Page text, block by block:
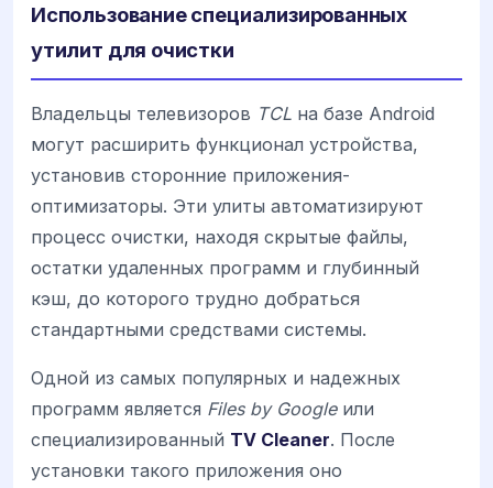
Использование специализированных
утилит для очистки
Владельцы телевизоров TCL на базе Android
могут расширить функционал устройства,
установив сторонние приложения-
оптимизаторы. Эти улиты автоматизируют
процесс очистки, находя скрытые файлы,
остатки удаленных программ и глубинный
кэш, до которого трудно добраться
стандартными средствами системы.
Одной из самых популярных и надежных
программ является Files by Googleили
специализированный TV Cleaner. После
установки такого приложения оно